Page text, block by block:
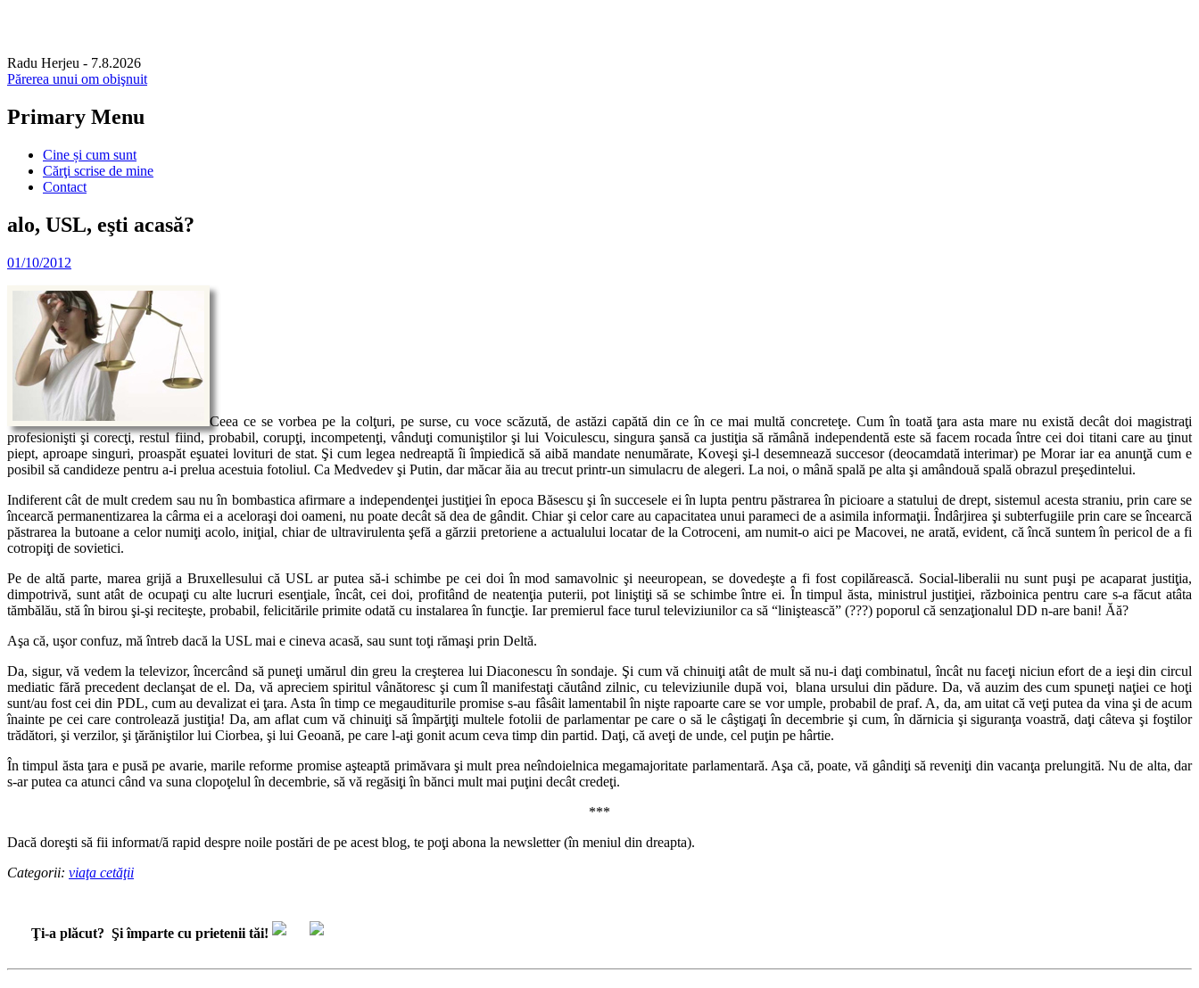
Radu Herjeu - 7.8.2026
Părerea unui om obişnuit
Primary Menu
Skip
content
Cine și cum sunt
Cărţi scrise de mine
Contact
alo, USL, eşti acasă?
01/10/2012
Ceea ce se vorbea pe la colţuri, pe surse, cu voce scăzută, de astăzi capătă din ce în ce mai multă concreteţe. Cum în toată ţara asta mare nu există decât doi magistraţi
profesionişti şi corecţi, restul fiind, probabil, corupţi, incompetenţi, vânduţi comuniştilor şi lui Voiculescu, singura şansă ca justiţia să rămână independentă este să facem rocada între cei doi titani care au ţinut
piept, aproape singuri, proaspăt eşuatei lovituri de stat. Şi cum legea nedreaptă îi împiedică să aibă mandate nenumărate, Koveşi şi-l desemnează succesor (deocamdată interimar) pe Morar iar ea anunţă cum e
posibil să candideze pentru a-i prelua acestuia fotoliul. Ca Medvedev şi Putin, dar măcar ăia au trecut printr-un simulacru de alegeri. La noi, o mână spală pe alta şi amândouă spală obrazul preşedintelui.
Indiferent cât de mult credem sau nu în bombastica afirmare a independenţei justiţiei în epoca Băsescu şi în succesele ei în lupta pentru păstrarea în picioare a statului de drept, sistemul acesta straniu, prin care se
încearcă permanentizarea la cârma ei a aceloraşi doi oameni, nu poate decât să dea de gândit. Chiar şi celor care au capacitatea unui parameci de a asimila informaţii. Îndârjirea şi subterfugiile prin care se încearcă
păstrarea la butoane a celor numiţi acolo, iniţial, chiar de ultravirulenta şefă a gărzii pretoriene a actualului locatar de la Cotroceni, am numit-o aici pe Macovei, ne arată, evident, că încă suntem în pericol de a fi
cotropiţi de sovietici.
Pe de altă parte, marea grijă a Bruxellesului că USL ar putea să-i schimbe pe cei doi în mod samavolnic şi neeuropean, se dovedeşte a fi fost copilărească. Social-liberalii nu sunt puşi pe acaparat justiţia,
dimpotrivă, sunt atât de ocupaţi cu alte lucruri esenţiale, încât, cei doi, profitând de neatenţia puterii, pot liniştiţi să se schimbe între ei. În timpul ăsta, ministrul justiţiei, războinica pentru care s-a făcut atâta
tămbălău, stă în birou şi-şi reciteşte, probabil, felicitările primite odată cu instalarea în funcţie. Iar premierul face turul televiziunilor ca să “liniştească” (???) poporul că senzaţionalul DD n-are bani! Ăă?
Aşa că, uşor confuz, mă întreb dacă la USL mai e cineva acasă, sau sunt toţi rămaşi prin Deltă.
Da, sigur, vă vedem la televizor, încercând să puneţi umărul din greu la creşterea lui Diaconescu în sondaje. Şi cum vă chinuiţi atât de mult să nu-i daţi combinatul, încât nu faceţi niciun efort de a ieşi din circul
mediatic fără precedent declanşat de el. Da, vă apreciem spiritul vânătoresc şi cum îl manifestaţi căutând zilnic, cu televiziunile după voi, blana ursului din pădure. Da, vă auzim des cum spuneţi naţiei ce hoţi
sunt/au fost cei din PDL, cum au devalizat ei ţara. Asta în timp ce megauditurile promise s-au fâsâit lamentabil în nişte rapoarte care se vor umple, probabil de praf. A, da, am uitat că veţi putea da vina şi de acum
înainte pe cei care controlează justiţia! Da, am aflat cum vă chinuiţi să împărţiţi multele fotolii de parlamentar pe care o să le câştigaţi în decembrie şi cum, în dărnicia şi siguranţa voastră, daţi câteva şi foştilor
trădători, şi verzilor, şi ţărăniştilor lui Ciorbea, şi lui Geoană, pe care l-aţi gonit acum ceva timp din partid. Daţi, că aveţi de unde, cel puţin pe hârtie.
În timpul ăsta ţara e pusă pe avarie, marile reforme promise aşteaptă primăvara şi mult prea neîndoielnica megamajoritate parlamentară. Aşa că, poate, vă gândiţi să reveniţi din vacanţa prelungită. Nu de alta, dar
s-ar putea ca atunci când va suna clopoţelul în decembrie, să vă regăsiţi în bănci mult mai puţini decât credeţi.
***
Dacă doreşti să fii informat/ă rapid despre noile postări de pe acest blog, te poţi abona la newsletter (în meniul din dreapta).
Categorii: viaţa cetăţii
Ţi-a plăcut? Şi împarte cu prietenii tăi!